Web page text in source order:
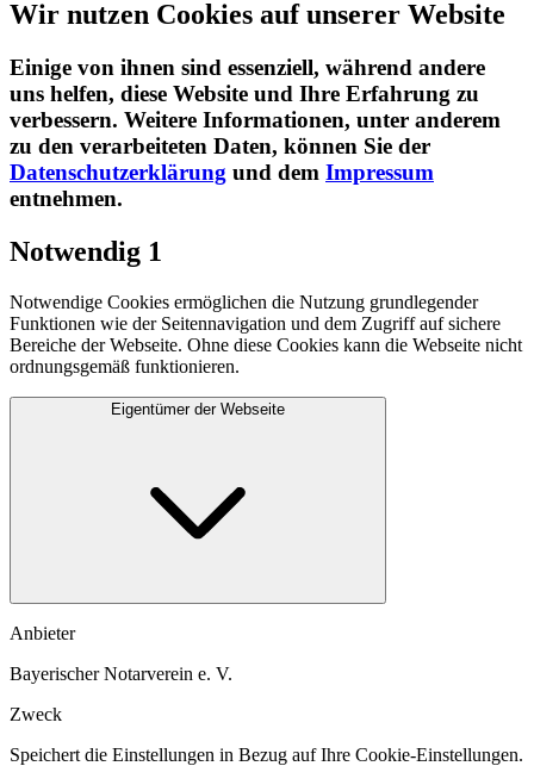
Wir nutzen Cookies auf unserer Website
Einige von ihnen sind essenziell, während andere
uns helfen, diese Website und Ihre Erfahrung zu
verbessern. Weitere Informationen, unter anderem
zu den verarbeiteten Daten, können Sie der
Datenschutzerklärung und dem Impressum
entnehmen.​
Notwendig 1
Notwendige Cookies ermöglichen die Nutzung grundlegender
Funktionen wie der Seitennavigation und dem Zugriff auf sichere
Bereiche der Webseite. Ohne diese Cookies kann die Webseite nicht
ordnungsgemäß funktionieren.
Eigentümer der Webseite
Anbieter
Bayerischer Notarverein e. V.
Zweck
Speichert die Einstellungen in Bezug auf Ihre Cookie-Einstellungen.​